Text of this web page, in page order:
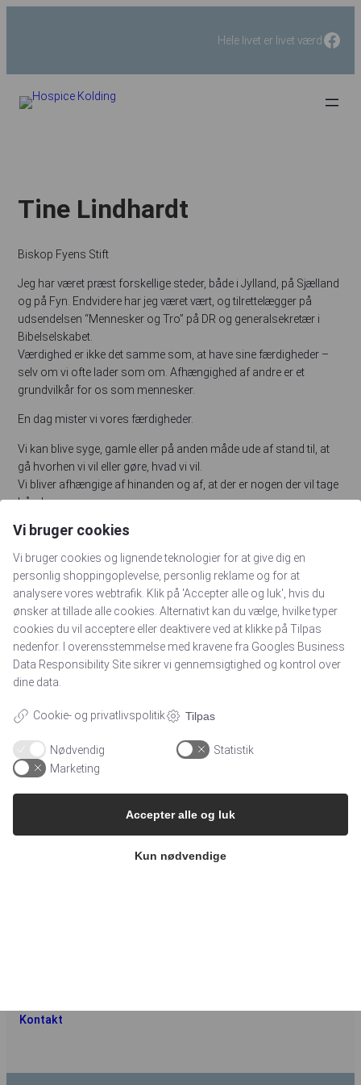
Hele livet er livet værd
Tine Lindhardt
Biskop Fyens Stift
Jeg har været præst forskellige steder, både i Jylland, på Sjælland
og på Fyn. Endvidere har jeg været vært, og tilrettelægger på
udsendelsen “Mennesker og Tro” på DR og generalsekretær i
Bibelselskabet.
Værdighed er ikke det samme som, at have sine færdigheder –
selv om vi ofte lader som om. Afhængighed af andre er et
grundvilkår for os som mennesker.
En dag mister vi vores færdigheder.
Vi kan blive syge, gamle eller på anden måde ude af stand til, at
gå hvorhen vi vil eller gøre, hvad vi vil.
Vi bliver afhængige af hinanden og af, at der er nogen der vil tage
hånd om os.
Det gør man på et hospice.
også den dag, hvor alle færdigheder er væk.
Gå tilbage
Adresse:
Støtteforening Hospice Kolding
C/O Formand Lissen
formand@hospicekolding.dk
Navigation
Cookie indstillinger
Kontakt
Vi bruger cookies
Vi bruger cookies og lignende teknologier for at give dig en
personlig shoppingoplevelse, personlig reklame og for at
analysere vores webtrafik. Klik på 'Accepter alle og luk', hvis du
ønsker at tillade alle cookies. Alternativt kan du vælge, hvilke typer
cookies du vil acceptere eller deaktivere ved at klikke på Tilpas
nedenfor. I overensstemmelse med kravene fra Googles Business
Data Responsibility Site sikrer vi gennemsigtighed og kontrol over
dine data.
Cookie- og privatlivspolitik Tilpas
Nødvendig
Statistik
Marketing
Kun nødvendige
Accepter alle og luk